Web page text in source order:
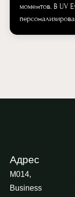
моментов. В UV
Адрес
M014,
Business